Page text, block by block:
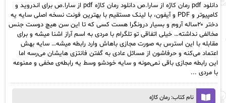
دانلود pdf رمان کاژه از سارا.ص دانلود رمان کاژه pdf از سارا.ص برای اندروید و
کامپیوتر و PDF و آیفون، با لینک مستقیم با بهترین فونت نسخه اصلی سایه یه
دختر ۲۰ساله آروم و بسیار درونگرا هست کسی که تا این سن هیچ دوست جنس
مخالفی نداشته… خیلی اتفاقی تو تلگرام با مردی به اسم آراز اشنا میشه و برای
مقابله با این استرس به صورت مجازی باهاش وارد رابطه میشه… سایه بهش
اعتماد می‌کنه و حرفاشون از مسائل عادی به گفتن فانتزی هایشان می‌‌رسه اما
این رابطه مجازی باقی نمی‌مونه و سایه خودشو وسط یه رابطه‌ی مخفی و ممنوعه
با مردی ...
نام کتاب: رمان کاژه